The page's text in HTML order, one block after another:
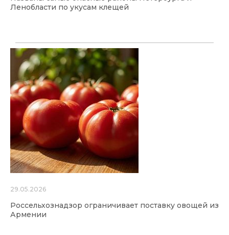
Ленобласти по укусам клещей
29.05.2026
Россельхознадзор ограничивает поставку овощей из
Армении